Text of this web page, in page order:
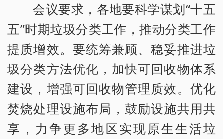
会议要求，各地要科学谋划“十五
五”时期垃圾分类工作，推动分类工作
提质增效。要统筹兼顾、稳妥推进垃
圾分类方法优化，加快可回收物体系
建设，增强可回收物管理质效。优化
焚烧处理设施布局，鼓励设施共用共
享，力争更多地区实现原生生活垃